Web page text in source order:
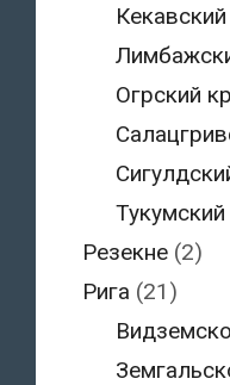
Огрский
Резекне(2)
Рига (21)